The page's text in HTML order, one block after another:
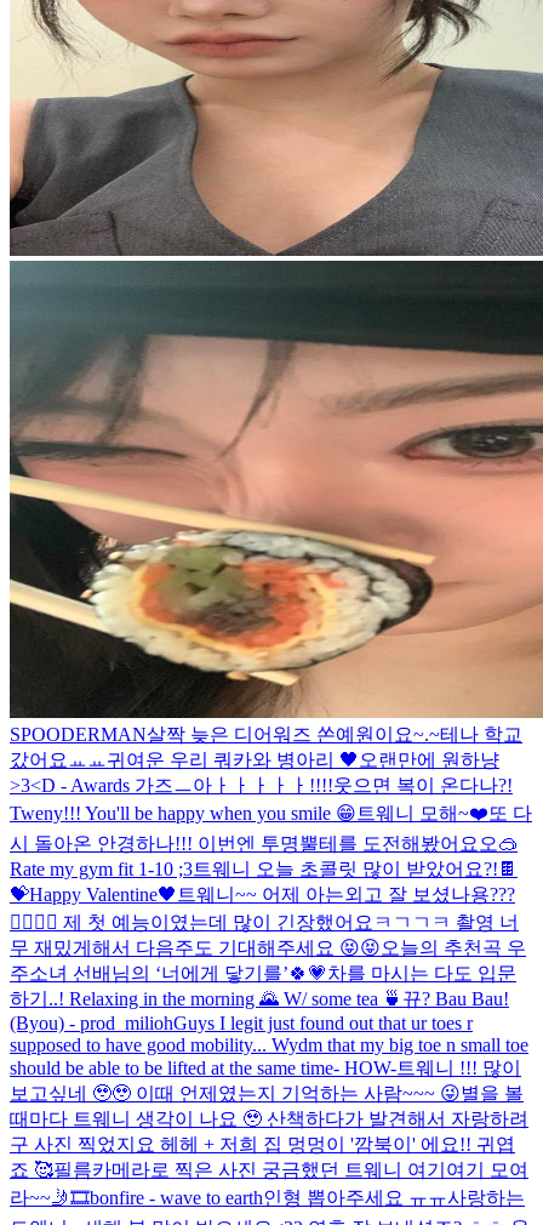
SPOODERMAN살짝 늦은 디어워즈 쏜예원이요~.~테나 학교
갔어요ㅛㅛ귀여운 우리 쿼카와 병아리 🖤 오랜만에 원하냥
>3<D - Awards 가즈ㅡ아ㅏㅏㅏㅏㅏ!!!!웃으면 복이 온다나?!
Tweny!!! You'll be happy when you smile 😁 트웨니 모해~❤️또 다
시 돌아온 안경하나!!! 이번엔 투명뿔테를 도전해봤어요오🥽
Rate my gym fit 1-10 ;3트웨니 오늘 초콜릿 많이 받았어요?!🍫
💝Happy Valentine🖤 트웨니~~ 어제 아는외고 잘 보셨나용???
🤸‍♀️🤸‍♀️ 제 첫 예능이였는데 많이 긴장했어요ㅋㄱㄱㅋ 촬영 너
무 재밌게해서 다음주도 기대해주세요 😝😝오늘의 추천곡 우
주소녀 선배님의 ‘너에게 닿기를’🍀💗차를 마시는 다도 입문
하기..! Relaxing in the morning 🌄 W/ some tea 🍵 뀨? Bau Bau!
(Byou) - prod_miliohGuys I legit just found out that ur toes r
supposed to have good mobility... Wydm that my big toe n small toe
should be able to be lifted at the same time- HOW-트웨니 !!! 많이
보고싶네 🥹🥹 이때 언제였는지 기억하는 사람~~~ 😜별을 볼
때마다 트웨니 생각이 나요 🥹 산책하다가 발견해서 자랑하려
구 사진 찍었지요 헤헤 + 저희 집 멍멍이 '깜북이' 에요!! 귀엽
죠 🥰필름카메라로 찍은 사진 궁금했던 트웨니 여기여기 모여
라~~🤳🎞️bonfire - wave to earth인형 뽑아주세요 ㅠㅠ사랑하는